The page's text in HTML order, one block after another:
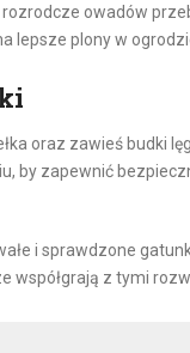
owadów
lepsze plony w
oraz zawieś budki
by zapewnić
i sprawdzone
współgrają z tymi